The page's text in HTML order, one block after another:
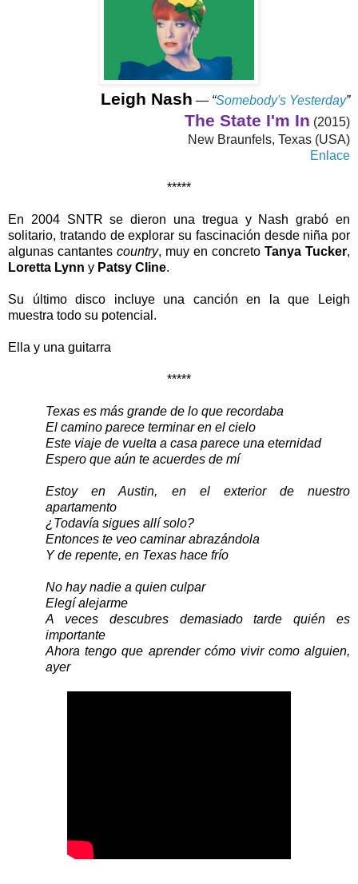
Leigh Nash — “Somebody's Yesterday”
The State I'm In (2015)
New Braunfels, Texas (USA)
Enlace
*****
En 2004 SNTR se dieron una tregua y Nash grabó en
solitario, tratando de explorar su fascinación desde niña por
algunas cantantes country, muy en concreto Tanya Tucker,
Loretta Lynn y Patsy Cline.
Su último disco incluye una canción en la que Leigh
muestra todo su potencial.
Ella y una guitarra
*****
Texas es más grande de lo que recordaba
El camino parece terminar en el cielo
Este viaje de vuelta a casa parece una eternidad
Espero que aún te acuerdes de mí
Estoy en Austin, en el exterior de nuestro
apartamento
¿Todavía sigues allí solo?
Entonces te veo caminar abrazándola
Y de repente, en Texas hace frío
No hay nadie a quien culpar
Elegí alejarme
A veces descubres demasiado tarde quién es
importante
Ahora tengo que aprender cómo vivir como alguien,
ayer